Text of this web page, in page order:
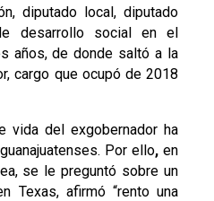
diputado local, diputado
desarrollo social en el
años, de donde saltó a la
cargo que ocupó de 2018
vida del exgobernador ha
Por ello,en
se le preguntó sobre un
Texas, afirmó “rento una